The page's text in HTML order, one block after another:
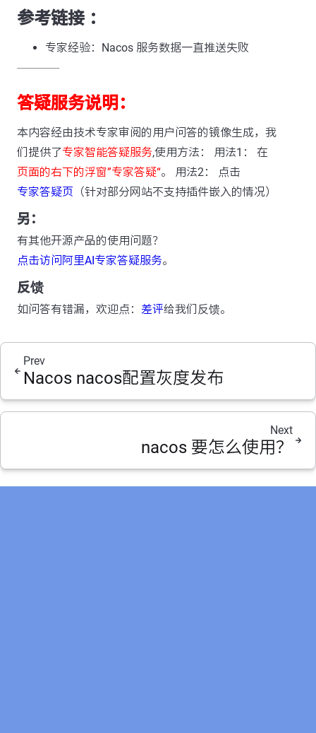
参考链接 ：
专家经验：Nacos 服务数据一直推送失败
---------------
答疑服务说明：
本内容经由技术专家审阅的用户问答的镜像生成，我
们提供了专家智能答疑服务,使用方法： 用法1： 在
页面的右下的浮窗”专家答疑“。 用法2： 点击
专家答疑页 （针对部分网站不支持插件嵌入的情况）
另：
有其他开源产品的使用问题？
点击访问阿里AI专家答疑服务。
反馈
如问答有错漏，欢迎点： 差评给我们反馈。
Prev
Nacos nacos配置灰度发布
Next
nacos 要怎么使用？